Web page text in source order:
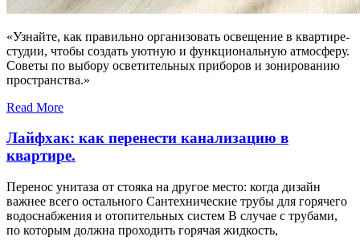
«Узнайте, как правильно организовать освещение в квартире-
студии, чтобы создать уютную и функциональную атмосферу.
Советы по выбору осветительных приборов и зонированию
пространства.»
Read More
Лайфхак: как перенести канализацию в
квартире.
Перенос унитаза от стояка на другое место: когда дизайн
важнее всего остального Сантехнические трубы для горячего
водоснабжения и отопительных систем В случае с трубами,
по которым должна проходить горячая жидкость,